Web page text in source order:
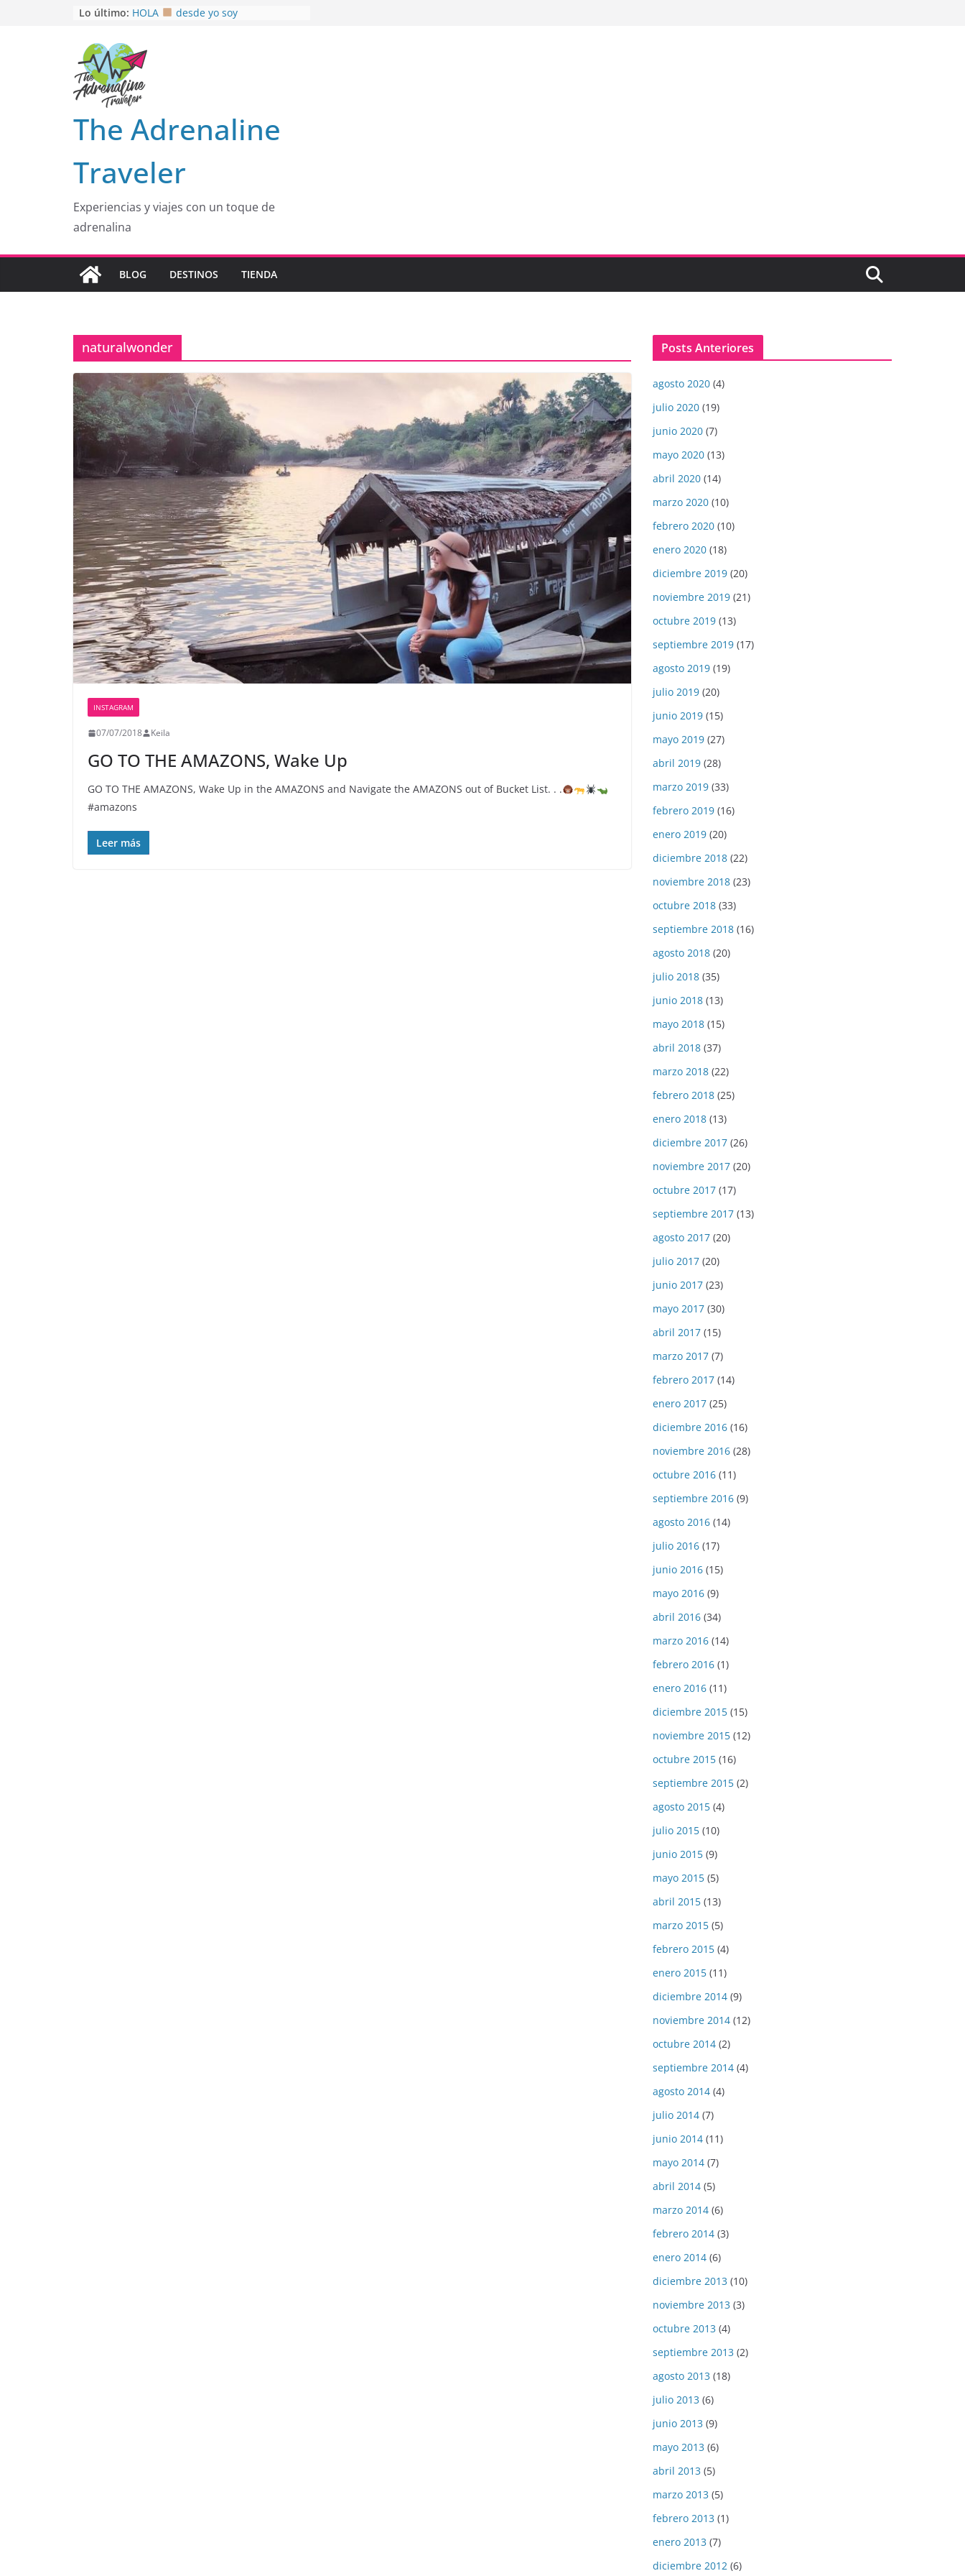
Lo último: HOLA
desde yo soy
EL SENDERO DEL CACAO: Excelente
opción
HOSPEDAJE AL NATURALSHH !!
En
MULITO!
The Adrenaline
Traveler
Experiencias y viajes con un toque de
adrenalina
BLOG DESTINOS TIENDA
naturalwonder
INSTAGRAM
07/07/2018 Keila
GO TO THE AMAZONS, Wake Up
GO TO THE AMAZONS, Wake Up in the AMAZONS and Navigate the AMAZONS out of Bucket List. . .
#amazons
Leer más
Posts Anteriores
agosto 2020 (4)
julio 2020 (19)
junio 2020 (7)
mayo 2020 (13)
abril 2020 (14)
marzo 2020 (10)
febrero 2020 (10)
enero 2020 (18)
diciembre 2019 (20)
noviembre 2019 (21)
octubre 2019 (13)
septiembre 2019 (17)
agosto 2019 (19)
julio 2019 (20)
junio 2019 (15)
mayo 2019 (27)
abril 2019 (28)
marzo 2019 (33)
febrero 2019 (16)
enero 2019 (20)
diciembre 2018 (22)
noviembre 2018 (23)
octubre 2018 (33)
septiembre 2018 (16)
agosto 2018 (20)
julio 2018 (35)
junio 2018 (13)
mayo 2018 (15)
abril 2018 (37)
marzo 2018 (22)
febrero 2018 (25)
enero 2018 (13)
diciembre 2017 (26)
noviembre 2017 (20)
octubre 2017 (17)
septiembre 2017 (13)
agosto 2017 (20)
julio 2017 (20)
junio 2017 (23)
mayo 2017 (30)
abril 2017 (15)
marzo 2017 (7)
febrero 2017 (14)
enero 2017 (25)
diciembre 2016 (16)
noviembre 2016 (28)
octubre 2016 (11)
septiembre 2016 (9)
agosto 2016 (14)
julio 2016 (17)
junio 2016 (15)
mayo 2016 (9)
abril 2016 (34)
marzo 2016 (14)
febrero 2016 (1)
enero 2016 (11)
diciembre 2015 (15)
noviembre 2015 (12)
octubre 2015 (16)
septiembre 2015 (2)
agosto 2015 (4)
julio 2015 (10)
junio 2015 (9)
mayo 2015 (5)
abril 2015 (13)
marzo 2015 (5)
febrero 2015 (4)
enero 2015 (11)
diciembre 2014 (9)
noviembre 2014 (12)
octubre 2014 (2)
septiembre 2014 (4)
agosto 2014 (4)
julio 2014 (7)
junio 2014 (11)
mayo 2014 (7)
abril 2014 (5)
marzo 2014 (6)
febrero 2014 (3)
enero 2014 (6)
diciembre 2013 (10)
noviembre 2013 (3)
octubre 2013 (4)
septiembre 2013 (2)
agosto 2013 (18)
julio 2013 (6)
junio 2013 (9)
mayo 2013 (6)
abril 2013 (5)
marzo 2013 (5)
febrero 2013 (1)
enero 2013 (7)
diciembre 2012 (6)